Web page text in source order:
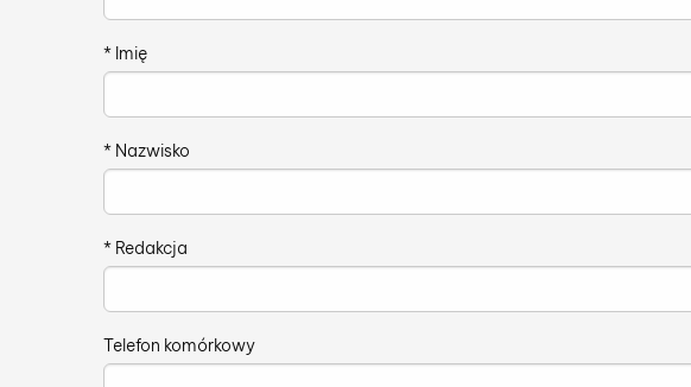
* Imię
* Nazwisko
* Redakcja
Telefon komórkowy